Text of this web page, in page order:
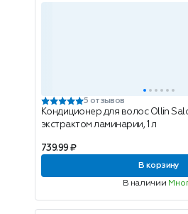
5 отзывов
Кондиционер для волос Ollin
экстрактом ламинарии, 1 л
739.99 ₽
В корзину
В наличии